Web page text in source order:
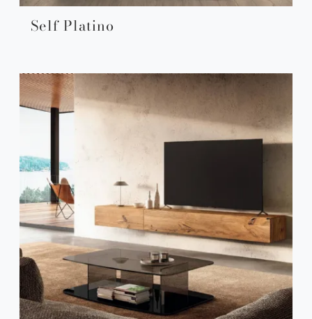
Self Platino